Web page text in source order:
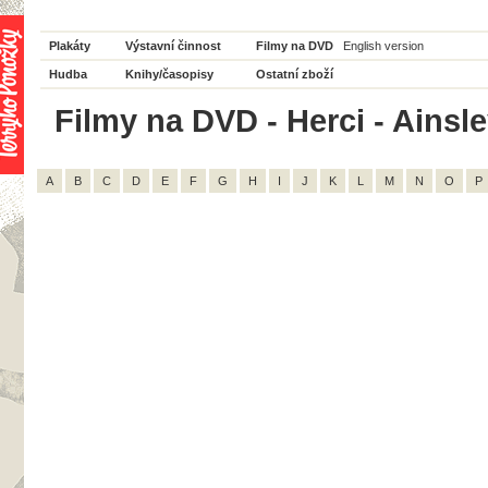
Plakáty Výstavní činnost Filmy na DVD English version
Hudba Knihy/časopisy Ostatní zboží
Filmy na DVD - Herci -
A B C D E F G H I J K L M N O P